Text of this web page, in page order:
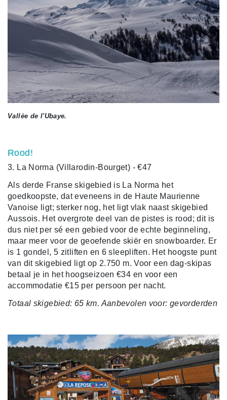
Vallée de l'Ubaye.
Rood!
3. La Norma (Villarodin-Bourget) - €47
Als derde Franse skigebied is La Norma het
goedkoopste, dat eveneens in de Haute Maurienne
Vanoise ligt; sterker nog, het ligt vlak naast skigebied
Aussois. Het overgrote deel van de pistes is rood; dit is
dus niet per sé een gebied voor de echte beginneling,
maar meer voor de geoefende skiër en snowboarder. Er
is 1 gondel, 5 zitliften en 6 sleepliften. Het hoogste punt
van dit skigebied ligt op 2.750 m. Voor een dag-skipas
betaal je in het hoogseizoen €34 en voor een
accommodatie €15 per persoon per nacht.
Totaal skigebied: 65 km. Aanbevolen voor: gevorderden